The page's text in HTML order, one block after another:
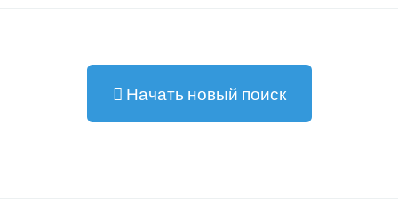
Начать новый поиск